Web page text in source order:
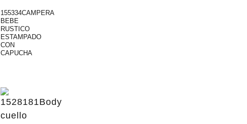
155334CAMPERA
BEBE
RUSTICO
ESTAMPADO
CON
CAPUCHA